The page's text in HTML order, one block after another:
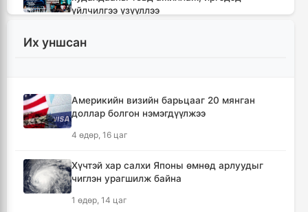
үйлчилгээ үзүүллээ
12 цаг, 30 минут
дамжуулалтын үеэр буудуулж амиа алджээ
12 цаг, 57 минут
амиа алдагсдын тоо 38-д хүрчээ
Их уншсан
Америкийн визийн барьцааг 20 мянган
доллар болгон нэмэгдүүлжээ
4 өдөр, 16 цаг
Хүчтэй хар салхи Японы өмнөд арлуудыг
чиглэн урагшилж байна
1 өдөр, 14 цаг